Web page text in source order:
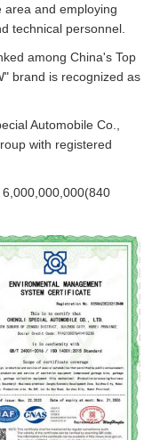
area and employing
technical personnel.
among China's Top
brand is recognized as
Automobile Co.,
with registered